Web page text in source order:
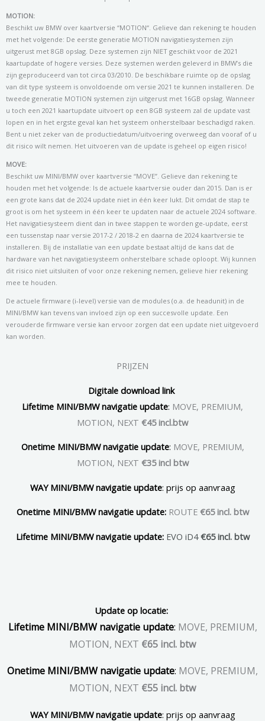
MOTION:
Beschikt uw BMW over kaartversie “MOTION“. Gelieve dan rekening te houden
met het volgende: De eerste generatie MOTION navigatiesystemen zijn
uitgerust met 8GB opslag. Deze systemen zijn NIET geschikt voor de 2021
kaartupdate of hogere versies. Deze systemen werden geleverd in BMW’s die
zijn geproduceerd van tot circa 03/2010. De beschikbare ruimte op de opslag
van dit type systeem is onvoldoende om versie 2021 te kunnen installeren. De
tweede generatie MOTION systemen zijn uitgerust met 16GB opslag. Wanneer
u toch een 2021 kaartupdate uitvoert op een 8GB systeem zal de update vast
lopen en in het ergste geval kan het systeem onherstelbaar beschadigd raken.
Bent u niet zeker van de productiedatum/uitvoering overweeg dan vooraf of u
dit risico wilt nemen. Het uitvoeren van de update is geheel op eigen risico!
MOVE:
Beschikt uw MINI/BMW over kaartversie “MOVE”. Gelieve dan rekening te
houden met het volgende: Is de actuele kaartversie ouder dan 2015. Dan is er
een grote kans dat de 2024 update niet in één keer lukt. Dit omdat de stap te
groot is om het systeem in één keer te updaten naar de actuele 2024 software.
Het navigatiesysteem dient dan in twee stappen te worden ge-update, eerst
een tussenstap naar versie 2017-2 / 2018-2 en daarna de 2024 kaartversie te
installeren. Bij de installatie van een update bestaat altijd de kans dat de
hardware van het navigatiesysteem onherstelbare schade oploopt. Wij kunnen
dit risico niet uitsluiten of voor onze rekening nemen, gelieve hier rekening
mee te houden.
De actuele firmware (i-level) versie van de modules (o.a. de headunit) in de
MINI/BMW kan tevens van invloed zijn op een succesvolle update. Een
verouderde firmware versie kan ervoor zorgen dat een update niet uitgevoerd
kan worden.
PRIJZEN
Digitale download link
Lifetime MINI/BMW navigatie update: MOVE, PREMIUM,
MOTION, NEXT €45 incl.btw
Onetime MINI/BMW navigatie update: MOVE, PREMIUM,
MOTION, NEXT €35 incl btw
WAY MINI/BMW navigatie update: prijs op aanvraag
Onetime MINI/BMW navigatie update: ROUTE €65 incl. btw
Lifetime MINI/BMW navigatie update:EVO iD4€65 incl. btw
Update op locatie:
Lifetime MINI/BMW navigatie update: MOVE, PREMIUM,
MOTION, NEXT €65 incl. btw
Onetime MINI/BMW navigatie update: MOVE, PREMIUM,
MOTION, NEXT €55 incl. btw
WAY MINI/BMW navigatie update: prijs op aanvraag